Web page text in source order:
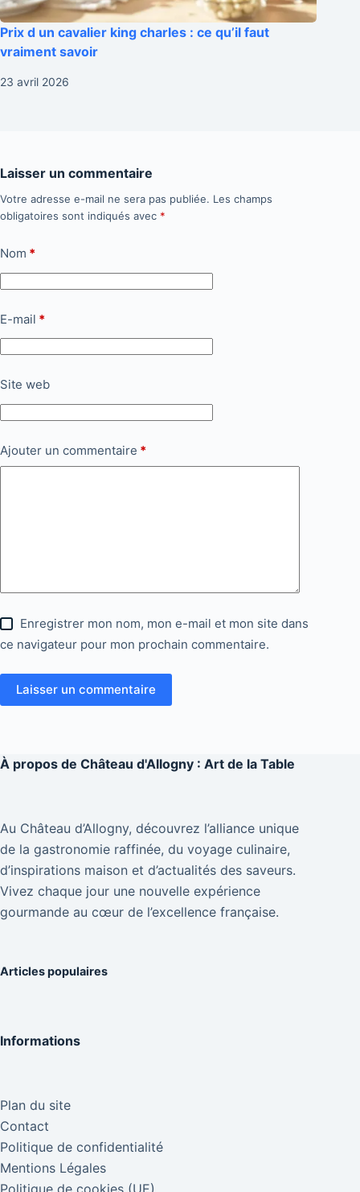
Prix d un cavalier king charles : ce qu’il faut
vraiment savoir
23 avril 2026
Laisser un commentaire
Votre adresse e-mail ne sera pas publiée. Les champs
obligatoires sont indiqués avec *
Nom *
E-mail *
Site web
Ajouter un commentaire *
Enregistrer mon nom, mon e-mail et mon site dans
ce navigateur pour mon prochain commentaire.
Laisser un commentaire
À propos de Château d'Allogny : Art de la Table
Au Château d’Allogny, découvrez l’alliance unique
de la gastronomie raffinée, du voyage culinaire,
d’inspirations maison et d’actualités des saveurs.
Vivez chaque jour une nouvelle expérience
gourmande au cœur de l’excellence française.
Articles populaires
Informations
Plan du site
Contact
Politique de confidentialité
Mentions Légales